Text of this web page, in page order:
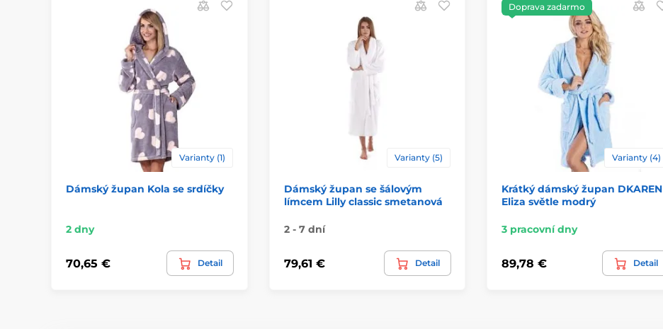
Varianty (1)
Dámský župan Kola se srdíčky
2 dny
70,65 € Detail
Varianty (5)
Dámský župan se šálovým
límcem Lilly classic smetanová
2 - 7 dní
79,61 € Detail
Doprava zadarmo
Varianty (4)
Krátký dámský župan DKAREN
Eliza světle modrý
3 pracovní dny
89,78 € Detail